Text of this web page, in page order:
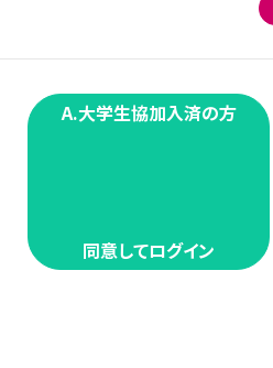
A.大学生協加入済の方
同意してログイン